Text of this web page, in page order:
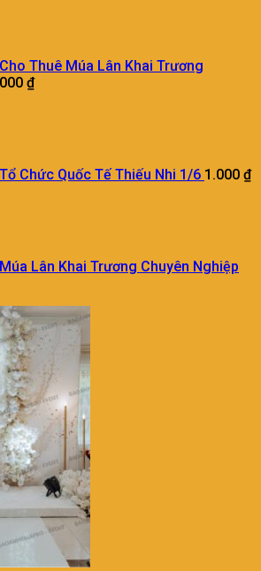
Cho Thuê Múa Lân Khai Trương
₫
Tổ Chức Quốc Tế Thiếu Nhi 1/6 1.000 ₫
Múa Lân Khai Trương Chuyên Nghiệp